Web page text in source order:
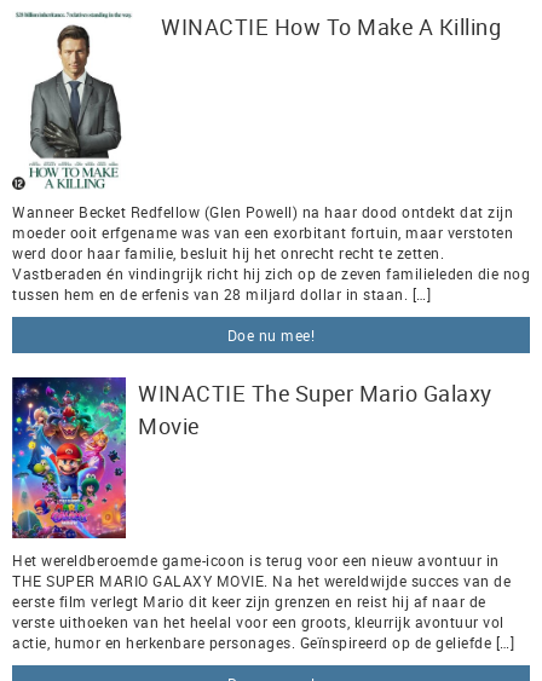
WINACTIE How To Make A Killing
Wanneer Becket Redfellow (Glen Powell) na haar dood ontdekt dat zijn
moeder ooit erfgename was van een exorbitant fortuin, maar verstoten
werd door haar familie, besluit hij het onrecht recht te zetten.
Vastberaden én vindingrijk richt hij zich op de zeven familieleden die nog
tussen hem en de erfenis van 28 miljard dollar in staan. […]
Doe nu mee!
WINACTIE The Super Mario Galaxy
Movie
Het wereldberoemde game-icoon is terug voor een nieuw avontuur in
THE SUPER MARIO GALAXY MOVIE. Na het wereldwijde succes van de
eerste film verlegt Mario dit keer zijn grenzen en reist hij af naar de
verste uithoeken van het heelal voor een groots, kleurrijk avontuur vol
actie, humor en herkenbare personages. Geïnspireerd op de geliefde […]